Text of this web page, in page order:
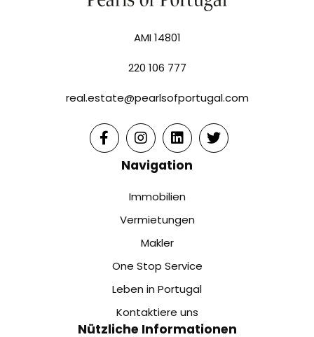
AMI 14801
220 106 777
real.estate@pearlsofportugal.com
Navigation
Immobilien
Vermietungen
Makler
One Stop Service
Leben in Portugal
Kontaktiere uns
Nützliche Informationen